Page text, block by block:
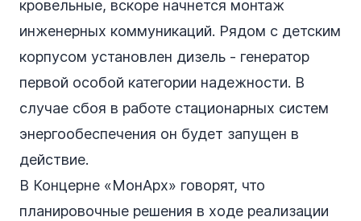
кровельные, вскоре начнется монтаж
инженерных коммуникаций. Рядом с детским
корпусом установлен дизель - генератор
первой особой категории надежности. В
случае сбоя в работе стационарных систем
энергообеспечения он будет запущен в
действие.
В Концерне «МонАрх» говорят, что
планировочные решения в ходе реализации